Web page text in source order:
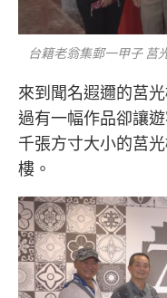
台籍老翁集郵一甲子 莒
來到聞名遐邇的莒
過有一幅作品卻讓
千張方寸大小的莒
樓。